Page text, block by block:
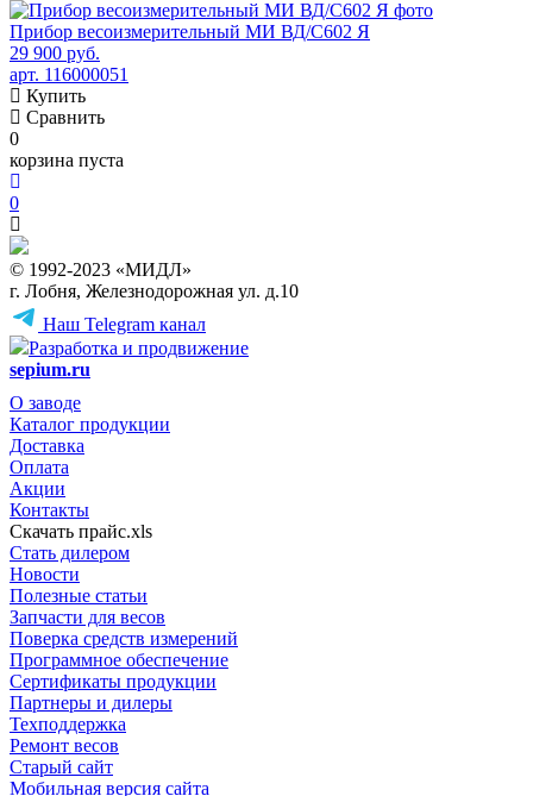
Прибор весоизмерительный МИ ВД/С602 Я
29 900 руб.
арт. 116000051
Купить
Сравнить
0
корзина пуста
0
© 1992-2023 «МИДЛ»
г. Лобня, Железнодорожная ул. д.10
Наш Telegram канал
Разработка и продвижение
sepium.ru
О заводе
Каталог продукции
Доставка
Оплата
Акции
Контакты
Скачать прайс.xls
Стать дилером
Новости
Полезные статьи
Запчасти для весов
Поверка средств измерений
Программное обеспечение
Сертификаты продукции
Партнеры и дилеры
Техподдержка
Ремонт весов
Старый сайт
Мобильная версия сайта